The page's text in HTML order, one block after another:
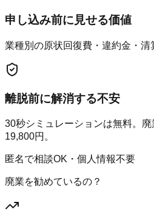
申し込み前に見せる価値
業種別の原状回復費・違約金・清
離脱前に解消する不安
30秒シミュレーションは無料。
19,800円。
匿名で相談OK・個人情報不要
廃業を勧めているの？